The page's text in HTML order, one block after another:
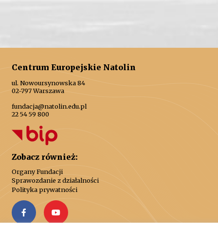
Centrum Europejskie Natolin
ul. Nowoursynowska 84
02-797 Warszawa
fundacja@natolin.edu.pl
22 54 59 800
Zobacz również:
Organy Fundacji
Sprawozdanie z działalności
Polityka prywatności